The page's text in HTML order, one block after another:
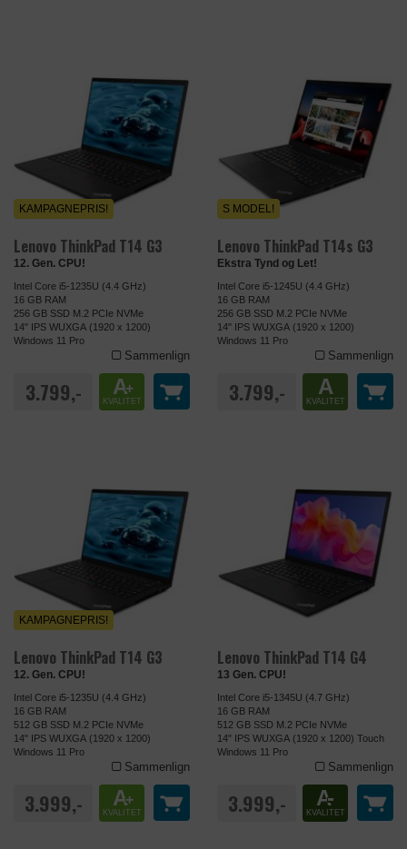
Lenovo ThinkPad T14 G3
12. Gen. CPU!
KAMPAGNEPRIS!
Intel Core i5-1235U (4.4 GHz)
16 GB RAM
256 GB SSD M.2 PCIe NVMe
14" IPS WUXGA (1920 x 1200)
Windows 11 Pro
Sammenlign
3.799,- A+
KVALITET
Lenovo ThinkPad T14s G3
Ekstra Tynd og Let!
S MODEL!
Intel Core i5-1245U (4.4 GHz)
16 GB RAM
256 GB SSD M.2 PCIe NVMe
14" IPS WUXGA (1920 x 1200)
Windows 11 Pro
Sammenlign
3.799,- A
KVALITET
Lenovo ThinkPad T14 G3
12. Gen. CPU!
KAMPAGNEPRIS!
Intel Core i5-1235U (4.4 GHz)
16 GB RAM
512 GB SSD M.2 PCIe NVMe
14" IPS WUXGA (1920 x 1200)
Windows 11 Pro
Sammenlign
3.999,- A+
KVALITET
Lenovo ThinkPad T14 G4
13 Gen. CPU!
Intel Core i5-1345U (4.7 GHz)
16 GB RAM
512 GB SSD M.2 PCIe NVMe
14" IPS WUXGA (1920 x 1200) Touch
Windows 11 Pro
Sammenlign
3.999,- A-
KVALITET